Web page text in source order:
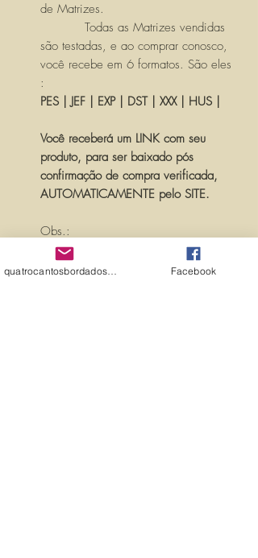
de Matrizes.
Todas as Matrizes vendidas
são testadas, e ao comprar conosco,
você recebe em 6 formatos. São eles
:
PES | JEF | EXP | DST | XXX | HUS |
Você receberá um LINK com seu
produto, para ser baixado pós
confirmação de compra verificada,
AUTOMATICAMENTE pelo SITE.
Obs.:
PARA PERSONALIZAR ESSA MATRIZ,
ACRESCENTANDO TEXTOS OU
Facebook